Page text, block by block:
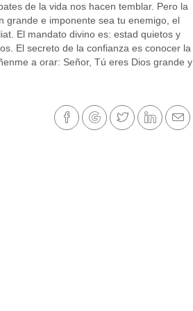
de la vida nos hacen temblar. Pero la
grande e imponente sea tu enemigo, el
El mandato divino es: estad quietos y
El secreto de la confianza es conocer la
a orar: Señor, Tú eres Dios grande y